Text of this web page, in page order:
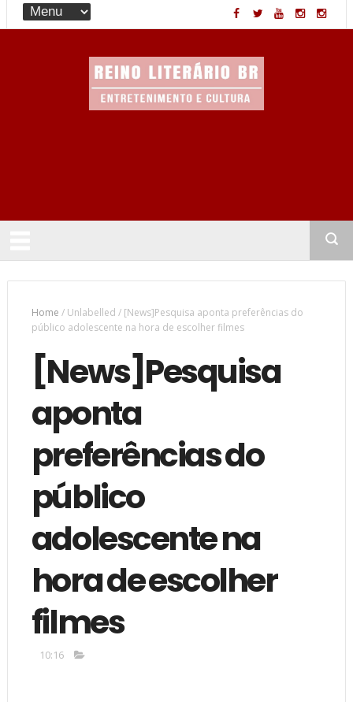
Home /Unlabelled / [News]Pesquisa aponta preferências do
público adolescente na hora de escolher filmes
[News]Pesquisa
aponta
preferências do
público
adolescente na
hora de escolher
filmes
10:16